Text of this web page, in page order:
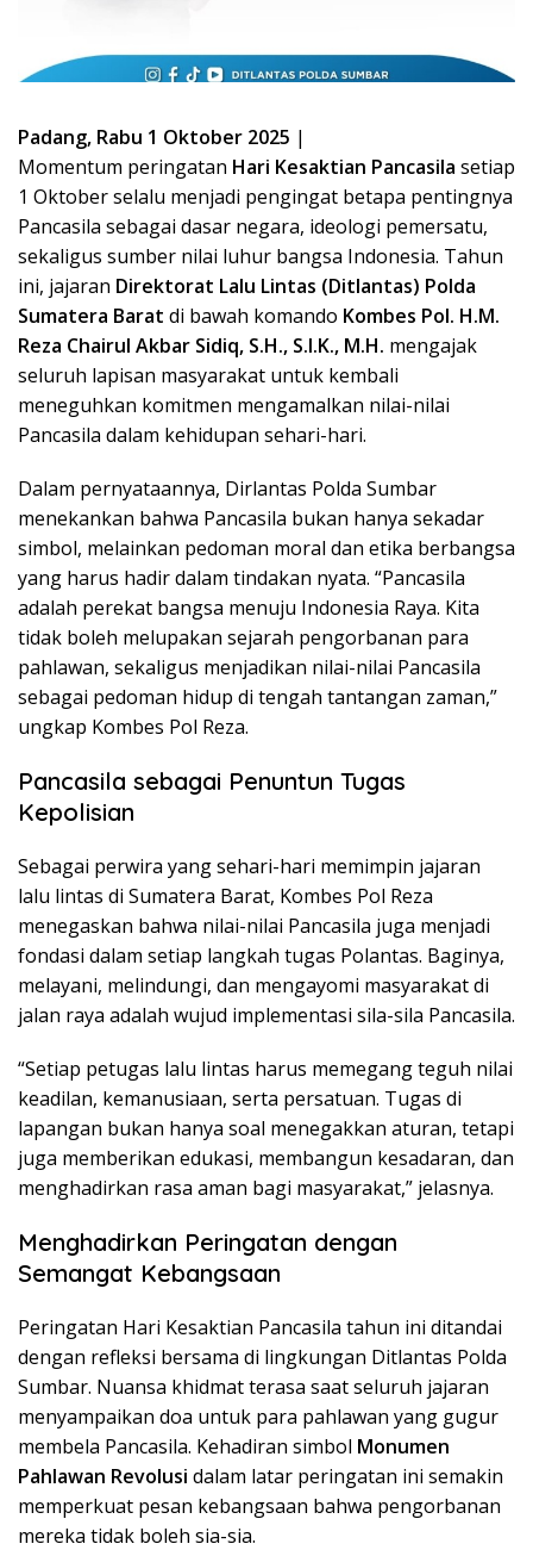
Padang, Rabu 1 Oktober 2025 |
Momentum peringatan Hari Kesaktian Pancasila setiap
1 Oktober selalu menjadi pengingat betapa pentingnya
Pancasila sebagai dasar negara, ideologi pemersatu,
sekaligus sumber nilai luhur bangsa Indonesia. Tahun
ini, jajaran Direktorat Lalu Lintas (Ditlantas) Polda
Sumatera Barat di bawah komando Kombes Pol. H.M.
Reza Chairul Akbar Sidiq, S.H., S.I.K., M.H. mengajak
seluruh lapisan masyarakat untuk kembali
meneguhkan komitmen mengamalkan nilai-nilai
Pancasila dalam kehidupan sehari-hari.
Dalam pernyataannya, Dirlantas Polda Sumbar
menekankan bahwa Pancasila bukan hanya sekadar
simbol, melainkan pedoman moral dan etika berbangsa
yang harus hadir dalam tindakan nyata. “Pancasila
adalah perekat bangsa menuju Indonesia Raya. Kita
tidak boleh melupakan sejarah pengorbanan para
pahlawan, sekaligus menjadikan nilai-nilai Pancasila
sebagai pedoman hidup di tengah tantangan zaman,”
ungkap Kombes Pol Reza.
Pancasila sebagai Penuntun Tugas
Kepolisian
Sebagai perwira yang sehari-hari memimpin jajaran
lalu lintas di Sumatera Barat, Kombes Pol Reza
menegaskan bahwa nilai-nilai Pancasila juga menjadi
fondasi dalam setiap langkah tugas Polantas. Baginya,
melayani, melindungi, dan mengayomi masyarakat di
jalan raya adalah wujud implementasi sila-sila Pancasila.
“Setiap petugas lalu lintas harus memegang teguh nilai
keadilan, kemanusiaan, serta persatuan. Tugas di
lapangan bukan hanya soal menegakkan aturan, tetapi
juga memberikan edukasi, membangun kesadaran, dan
menghadirkan rasa aman bagi masyarakat,” jelasnya.
Menghadirkan Peringatan dengan
Semangat Kebangsaan
Peringatan Hari Kesaktian Pancasila tahun ini ditandai
dengan refleksi bersama di lingkungan Ditlantas Polda
Sumbar. Nuansa khidmat terasa saat seluruh jajaran
menyampaikan doa untuk para pahlawan yang gugur
membela Pancasila. Kehadiran simbol Monumen
Pahlawan Revolusi dalam latar peringatan ini semakin
memperkuat pesan kebangsaan bahwa pengorbanan
mereka tidak boleh sia-sia.